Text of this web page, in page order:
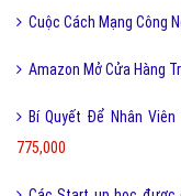
Cuộc Cách Mạng Công
Amazon Mở Cửa Hàng
Bí Quyết Để Nhân
775,000